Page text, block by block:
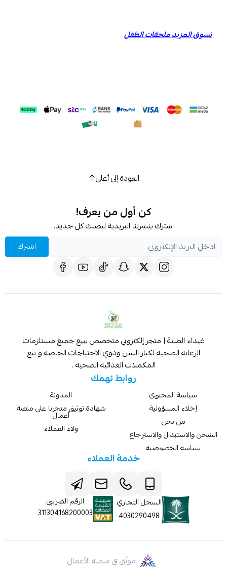
تسوق المزيدملحقات الطفل
العودة إلى أعلى
كن أول من يعرف!
اشترك بنشرتنا البريدية ليصلك كل جديد.
اشترك
غيداء الطبية | متجر إلكتروني متخصص ببيع جميع مستلزمات
الرعايه الصحيه لكبار السن وذوي الاحتياجات الخاصه و بيع
المكملات الغذائيه الصحيه .
روابط تهمك
سياسة المحتوى
إخلاء المسؤولية
من نحن
الشحن والاستبدال والاسترجاع
سياسه الخصوصيه
المدونة
شهادة توثيق متجرنا على منصة
أعمال
ولاء العملاء
خدمة العملاء
السجل التجاري
4030290498
الرقم الضريبي
311304168200003
موثّق في منصة الأعمال